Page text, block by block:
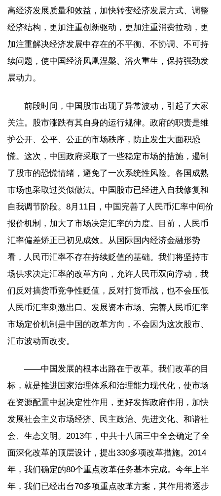
高经济发展质量和效益，加快转变经济发展方式、调整
经济结构，更加注重创新驱动，更加注重消费拉动，更
加注重解决经济发展中存在的不平衡、不协调、不可持
续问题，使中国经济凤凰涅槃、浴火重生，保持强劲发
展动力。
前段时间，中国股市出现了异常波动，引起了大家
关注。股市涨跌有其自身的运行规律。政府的职责是维
护公开、公平、公正的市场秩序，防止发生大面积恐
慌。这次，中国政府采取了一些稳定市场的措施，遏制
了股市的恐慌情绪，避免了一次系统性风险。各国成熟
市场也采取过类似做法。中国股市已经进入自我修复和
自我调节阶段。8月11日，中国完善了人民币汇率中间价
报价机制，加大了市场决定汇率的力度。目前，人民币
汇率偏差矫正已初见成效。从国际国内经济金融形势
看，人民币汇率不存在持续贬值的基础。我们将坚持市
场供求决定汇率的改革方向，允许人民币双向浮动，我
们反对搞货币竞争性贬值，反对打货币战，也不会压低
人民币汇率刺激出口。发展资本市场、完善人民币汇率
市场定价机制是中国的改革方向，不会因为这次股市、
汇市波动而改变。
——中国发展的根本出路在于改革。我们改革的目
标，就是推进国家治理体系和治理能力现代化，使市场
在资源配置中起决定性作用，更好发挥政府作用，加快
发展社会主义市场经济、民主政治、先进文化、和谐社
会、生态文明。2013年，中共十八届三中全会确定了全
面深化改革的顶层设计，提出330多项改革措施。2014
年，我们确定的80个重点改革任务基本完成。今年上半
年，我们已经出台70多项重点改革方案，其作用将逐步